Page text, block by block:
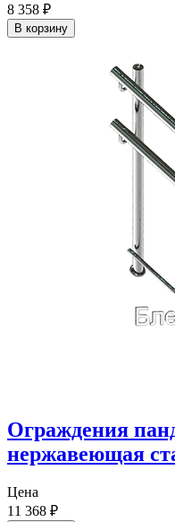
8 358 ₽
В корзину
Ограждения
нержавеющая
Цена
11 368 ₽